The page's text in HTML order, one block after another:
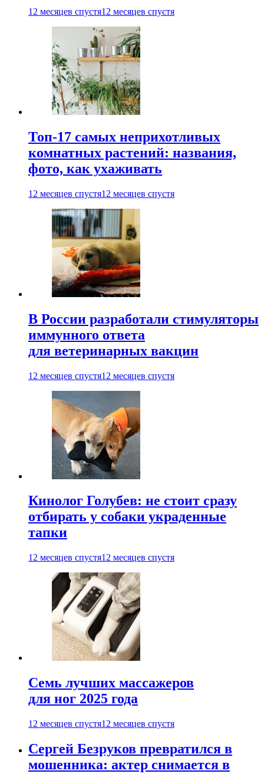
12 месяцев спустя12 месяцев спустя
Топ-17 самых неприхотливых
комнатных растений: названия,
фото, как ухаживать
12 месяцев спустя12 месяцев спустя
В России разработали стимуляторы
иммунного ответа
для ветеринарных вакцин
12 месяцев спустя12 месяцев спустя
Кинолог Голубев: не стоит сразу
отбирать у собаки украденные
тапки
12 месяцев спустя12 месяцев спустя
Семь лучших массажеров
для ног 2025 года
12 месяцев спустя12 месяцев спустя
Сергей Безруков превратился в
мошенника: актер снимается в